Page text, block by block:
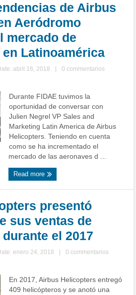
de Airbus
Aeródromo
mercado de
Latinoamérica
abril 16, 2018
0 commentarios
Durante FIDAE tuvimos la
oportunidad de conversar con
Julien Negrel VP Sales and
Marketing Latin America de Airbus
Helicopters. Teniendo en cuenta
como se ha incrementado el
mercado de las aeronaves d ...
Read more
presentó
sus ventas de
el 2017
enero 24, 2018
0 commentarios
En 2017, Airbus Helicopters entregó
409 helicópteros y se anotó una